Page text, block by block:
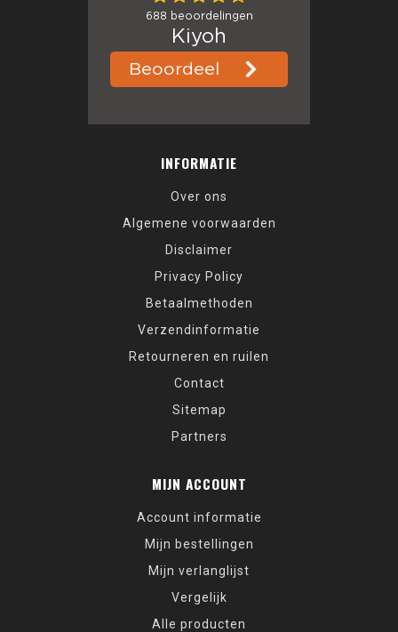
INFORMATIE
Over ons
Algemene voorwaarden
Disclaimer
Privacy Policy
Betaalmethoden
Verzendinformatie
Retourneren en ruilen
Contact
Sitemap
Partners
MIJN ACCOUNT
Account informatie
Mijn bestellingen
Mijn verlanglijst
Vergelijk
Alle producten